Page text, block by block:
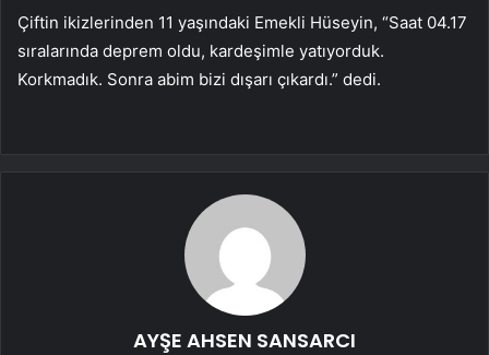
Çiftin ikizlerinden 11 yaşındaki Emekli Hüseyin, “Saat 04.17
sıralarında deprem oldu, kardeşimle yatıyorduk.
Korkmadık. Sonra abim bizi dışarı çıkardı.” dedi.
AYŞE AHSEN SANSARCI